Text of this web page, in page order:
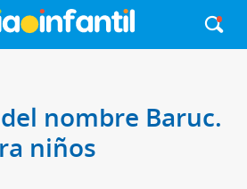
nombre Baruc.
niños